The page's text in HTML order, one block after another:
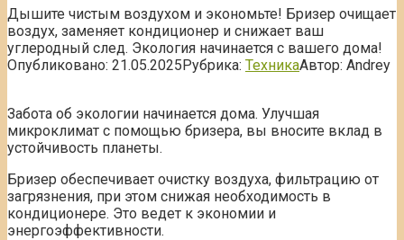
Дышите чистым воздухом и экономьте! Бризер очищает
воздух, заменяет кондиционер и снижает ваш
углеродный след. Экология начинается с вашего дома!
Опубликовано: 21.05.2025Рубрика: ТехникаАвтор: Andrey
Забота об экологии начинается дома. Улучшая
микроклимат с помощью бризера, вы вносите вклад в
устойчивость планеты.
Бризер обеспечивает очистку воздуха, фильтрацию от
загрязнения, при этом снижая необходимость в
кондиционере. Это ведет к экономии и
энергоэффективности.